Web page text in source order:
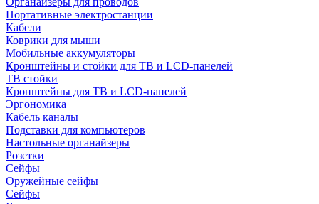
Портативные электростанции
Кабели
Коврики для мыши
Мобильные аккумуляторы
Кронштейны и стойки для ТВ и LCD-панелей
ТВ стойки
Кронштейны для ТВ и LCD-панелей
Эргономика
Кабель каналы
Подставки для компьютеров
Настольные органайзеры
Розетки
Сейфы
Оружейные сейфы
Сейфы